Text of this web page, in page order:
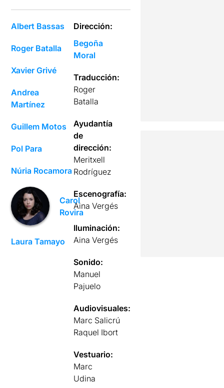
Albert Bassas
Roger Batalla
Xavier Grivé
Andrea
Martínez
Guillem Motos
Pol Para
Núria Rocamora
Carol
Rovira
Laura Tamayo
Dirección:
Begoña
Moral
Traducción:
Roger
Batalla
Ayudantía
de
dirección:
Meritxell
Rodríguez
Escenografía:
Aina Vergés
Iluminación:
Aina Vergés
Sonido:
Manuel
Pajuelo
Audiovisuales:
Marc Salicrú
Raquel Ibort
Vestuario:
Marc
Udina